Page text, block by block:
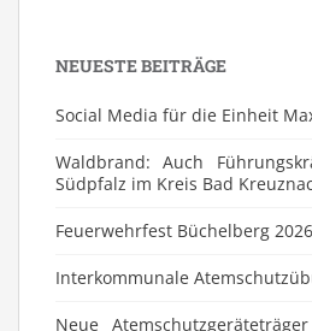
NEUESTE BEITRÄGE
Social Media für die Einheit
Waldbrand: Auch
Südpfalz im Kreis Bad
Feuerwehrfest Büchelberg 2026
⁠Interkommunale
Neue